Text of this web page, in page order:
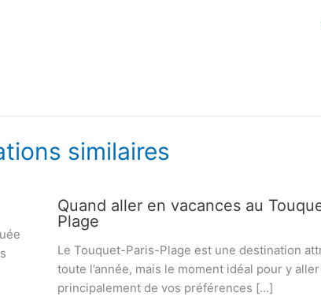
similaires
Quand aller en vacances au
Plage
Le Touquet-Paris-Plage est une destination
toute l’année, mais le moment idéal pour y
principalement de vos préférences […]